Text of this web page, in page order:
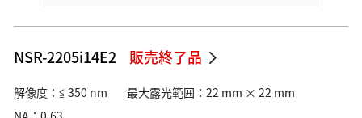
NSR-2205i14E2 販売終了品
解像度：≦ 350 nm
最大露光範囲：22 mm × 22 mm